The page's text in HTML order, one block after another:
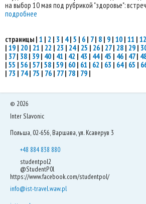
на выбор 10 мая под рубрикой "здоровье":
подробнее
страницы | 1 | 2 | 3 | 4| 5 | 6 | 7| 8 | 9 | 10 | 11 | 12
| 19 | 20 | 21 | 22 | 23 | 24| 25 | 26 | 27| 28 | 29 |
| 37| 38 | 39 | 40 | 41 | 42 | 43 | 44| 45 | 46 | 47|
| 55 | 56 | 57| 58 | 59 | 60 | 61 | 62 | 63 | 64| 65 |
| 73 | 74| 75 | 76 | 77| 78 | 79 |
© 2026
Inter Slavonic
Польша, 02-656, Варшава, ул. Ксаверув 3
+48 884 838 880
studentpol2
@StudentP0l
https://www.facebook.com/studentpol/
info@ist-travel.waw.pl